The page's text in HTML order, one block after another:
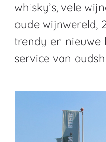
whisky’s, vele
oude wijnwereld,
trendy en nieuwe
service van